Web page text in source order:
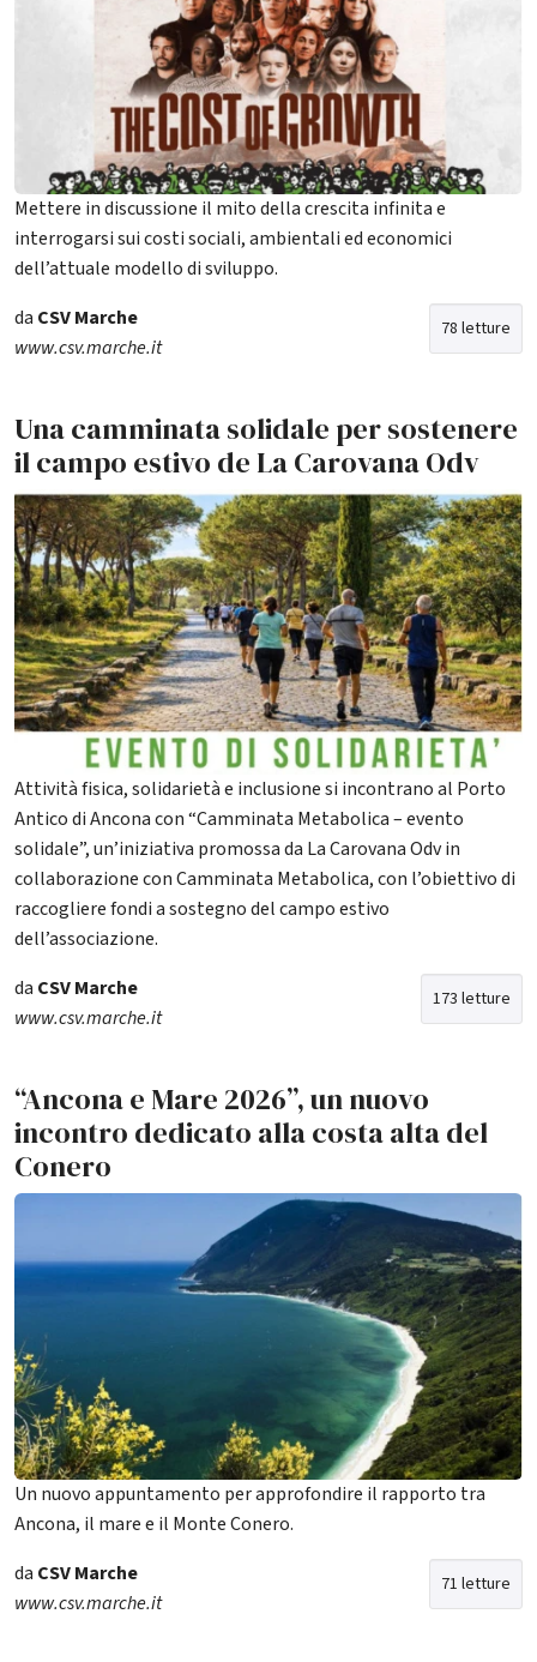
Mettere in discussione il mito della crescita infinita e
interrogarsi sui costi sociali, ambientali ed economici
dell’attuale modello di sviluppo.
78 letture
da CSV Marche
www.csv.marche.it
Una camminata solidale per sostenere
il campo estivo de La Carovana Odv
Attività fisica, solidarietà e inclusione si incontrano al Porto
Antico di Ancona con “Camminata Metabolica – evento
solidale”, un’iniziativa promossa da La Carovana Odv in
collaborazione con Camminata Metabolica, con l’obiettivo di
raccogliere fondi a sostegno del campo estivo
dell’associazione.
173 letture
da CSV Marche
www.csv.marche.it
“Ancona e Mare 2026”, un nuovo
incontro dedicato alla costa alta del
Conero
Un nuovo appuntamento per approfondire il rapporto tra
Ancona, il mare e il Monte Conero.
71 letture
da CSV Marche
www.csv.marche.it